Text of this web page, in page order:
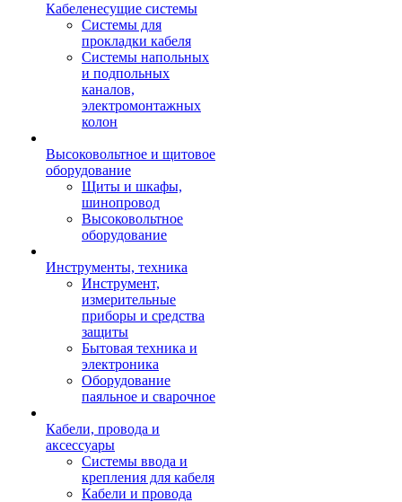
Кабеленесущие системы
Системы для
прокладки кабеля
Системы напольных
и подпольных
каналов,
электромонтажных
колон
Высоковольтное и щитовое
оборудование
Щиты и шкафы,
шинопровод
Высоковольтное
оборудование
Инструменты, техника
Инструмент,
измерительные
приборы и средства
защиты
Бытовая техника и
электроника
Оборудование
паяльное и сварочное
Кабели, провода и
аксессуары
Системы ввода и
крепления для кабеля
Кабели и провода